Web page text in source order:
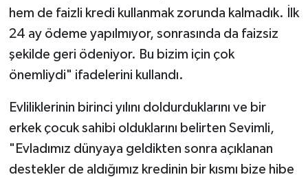
hem de faizli kredi kullanmak zorunda kalmadık. İlk
24 ay ödeme yapılmıyor, sonrasında da faizsiz
şekilde geri ödeniyor. Bu bizim için çok
önemliydi" ifadelerini kullandı.
Evliliklerinin birinci yılını doldurduklarını ve bir
erkek çocuk sahibi olduklarını belirten Sevimli,
"Evladımız dünyaya geldikten sonra açıklanan
destekler de aldığımız kredinin bir kısmı bize hibe